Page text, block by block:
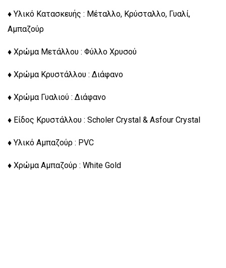
♦ Υλικό Κατασκευής : Μέταλλο, Κρύσταλλο, Γυαλί,
Αμπαζούρ
♦ Χρώμα Μετάλλου : Φύλλο Χρυσού
♦ Χρώμα Κρυστάλλου : Διάφανο
♦ Χρώμα Γυαλιού : Διάφανο
♦ Είδος Κρυστάλλου : Scholer Crystal & Asfour Crystal
♦ Υλικό Αμπαζούρ : PVC
♦ Χρώμα Αμπαζούρ : White Gold